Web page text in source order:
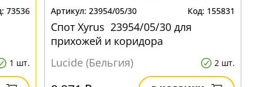
73536
1 шт.
23954/05/30 155831
Спот Xyrus 23954/05/30 для
прихожей и коридора
Lucide (Бельгия)
2 шт.